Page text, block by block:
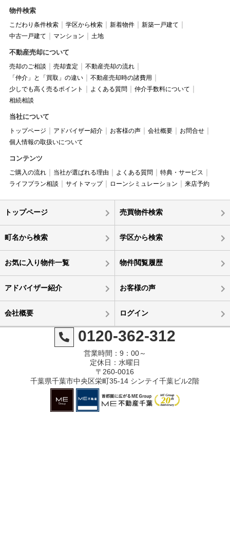
物件検索
こだわり条件検索 学区から検索 新着物件
新築一戸建て
中古一戸建て
マンション 土地
不動産売却について
売却のご相談 売却査定
不動産売却の流れ
「仲介」と「買取」の違い
不動産売却時の諸費用
少しでも高く売るポイント
よくある質問
仲介手数料について
相続相談
当社について
トップページ アドバイザー紹介 お客様の声 会社概要
お問合せ
個人情報の取扱いについて
コンテンツ
ご購入の流れ 当社が選ばれる理由 よくある質問
特典・サービス
ライフプラン相談
サイトマップ ローンシミュレーション 来店予約
トップページ 売買物件検索
町名から検索 学区から検索
お気に入り物件一覧 物件閲覧履歴
アドバイザー紹介 お客様の声
会社概要 ログイン
0120-362-312
営業時間：9：00～
定休日：水曜日
〒260-0016
千葉県千葉市中央区栄町35-14 シンテイ千葉ビル2階